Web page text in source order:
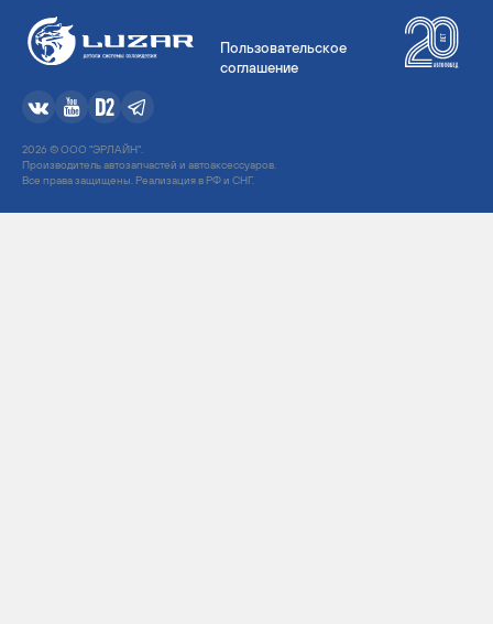
Пользовательское
соглашение
2026 © ООО "ЭРЛАЙН".
Производитель автозапчастей и автоаксессуаров.
Все права защищены. Реализация в РФ и СНГ.